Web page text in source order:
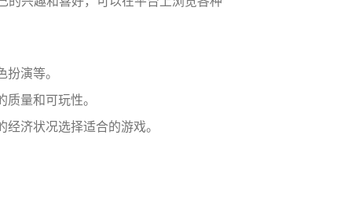
演等。
量和可玩性。
济状况选择适合的游戏。